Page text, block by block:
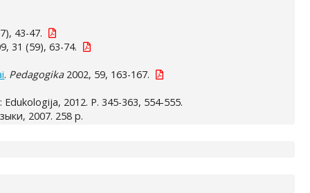
43-47.
31 (59), 63-74.
. Pedagogika2002, 59, 163-167.
Edukologija, 2012. P. 345-363, 554-555.
2007. 258 p.